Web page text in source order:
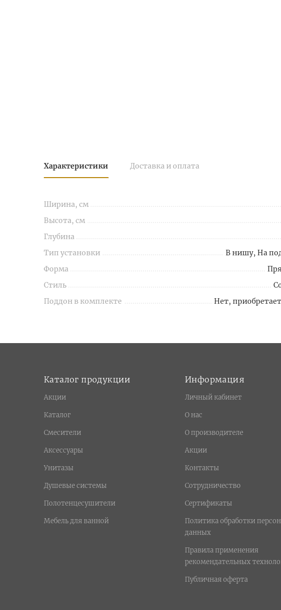
Характеристики Доставка и оплата
Ширина, см
Высота, см
Глубина
Тип установки
В нишу, На
Форма
Стиль
Поддон в комплекте
Нет,
Каталог продукции
Акции
Каталог
Смесители
Аксессуары
Унитазы
Душевые системы
Полотенцесушители
Мебель для ванной
Информация
Личный кабинет
О нас
О производителе
Акции
Контакты
Сотрудничество
Сертификаты
Политика обработки
данных
Правила применения
рекомендательных
Публичная оферта